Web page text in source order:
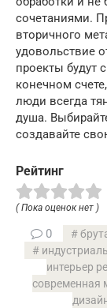
сочетаниями.
вторичного
удовольствие
проекты будут
конечном
люди всегда
душа.
создавайте
Рейтинг
( Пока оценок нет )
0
интерьер
современная